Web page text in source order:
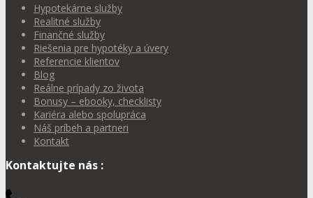
Hypotekárne služby
Realitné služby
Finančné služby
Riešenia pre hypotéky a úvery
Referencie klientov
Blog
Reálne prípady zo života
Bonusy – ebooky, checklisty
Kariéra alebo spolupráca
Náš príbeh a partneri
Kontakt
Kontaktujte nás :